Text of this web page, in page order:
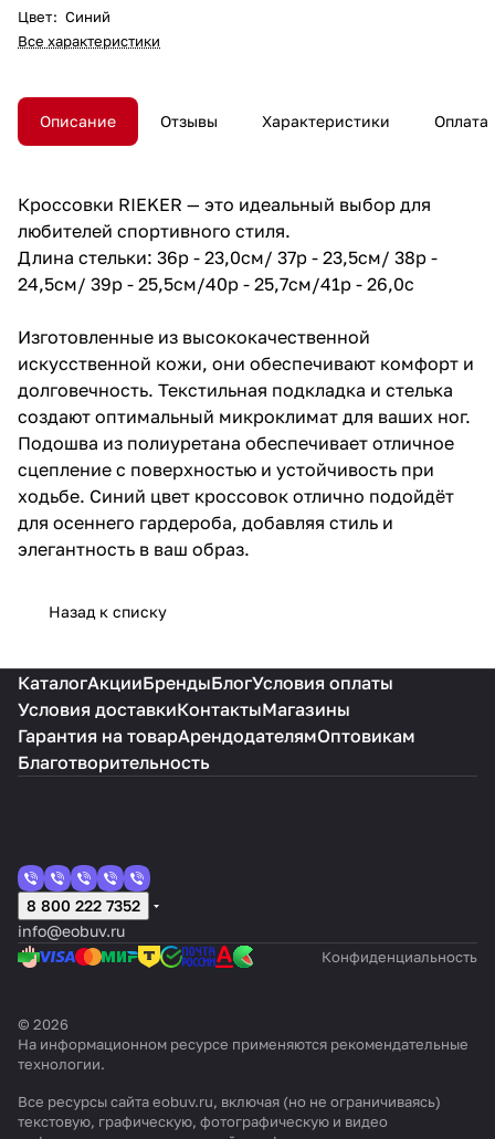
Цвет: Синий
Все характеристики
Описание Отзывы Характеристики Оплата
Кроссовки RIEKER — это идеальный выбор для
любителей спортивного стиля.
Длина стельки: 36р - 23,0см/ 37р - 23,5см/ 38р -
24,5см/ 39р - 25,5см/40р - 25,7см/41р - 26,0с
Изготовленные из высококачественной
искусственной кожи, они обеспечивают комфорт и
долговечность. Текстильная подкладка и стелька
создают оптимальный микроклимат для ваших ног.
Подошва из полиуретана обеспечивает отличное
сцепление с поверхностью и устойчивость при
ходьбе. Синий цвет кроссовок отлично подойдёт
для осеннего гардероба, добавляя стиль и
элегантность в ваш образ.
Назад к списку
КаталогАкцииБрендыБлогУсловия оплаты
Условия доставкиКонтактыМагазины
Гарантия на товарАрендодателямОптовикам
Благотворительность
8 800 222 7352
info@eobuv.ru
Конфиденциальность
© 2026
На информационном ресурсе применяются рекомендательные
технологии.
Все ресурсы сайта eobuv.ru, включая (но не ограничиваясь)
текстовую, графическую, фотографическую и видео